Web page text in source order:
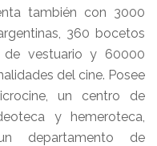
también con 3000
360 bocetos
de vestuario y 60000
del cine. Posee
un centro de
y hemeroteca,
departamento de